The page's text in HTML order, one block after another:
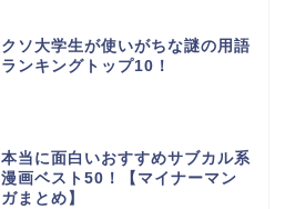
クソ大学生が使いがちな謎の用語
ランキングトップ10！
本当に面白いおすすめサブカル系
漫画ベスト50！【マイナーマン
ガまとめ】